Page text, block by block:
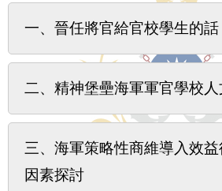
一、晉任將官給官校學生的話
二、精神堡壘海軍軍官學校
三、海軍策略性商維導入效
因素探討